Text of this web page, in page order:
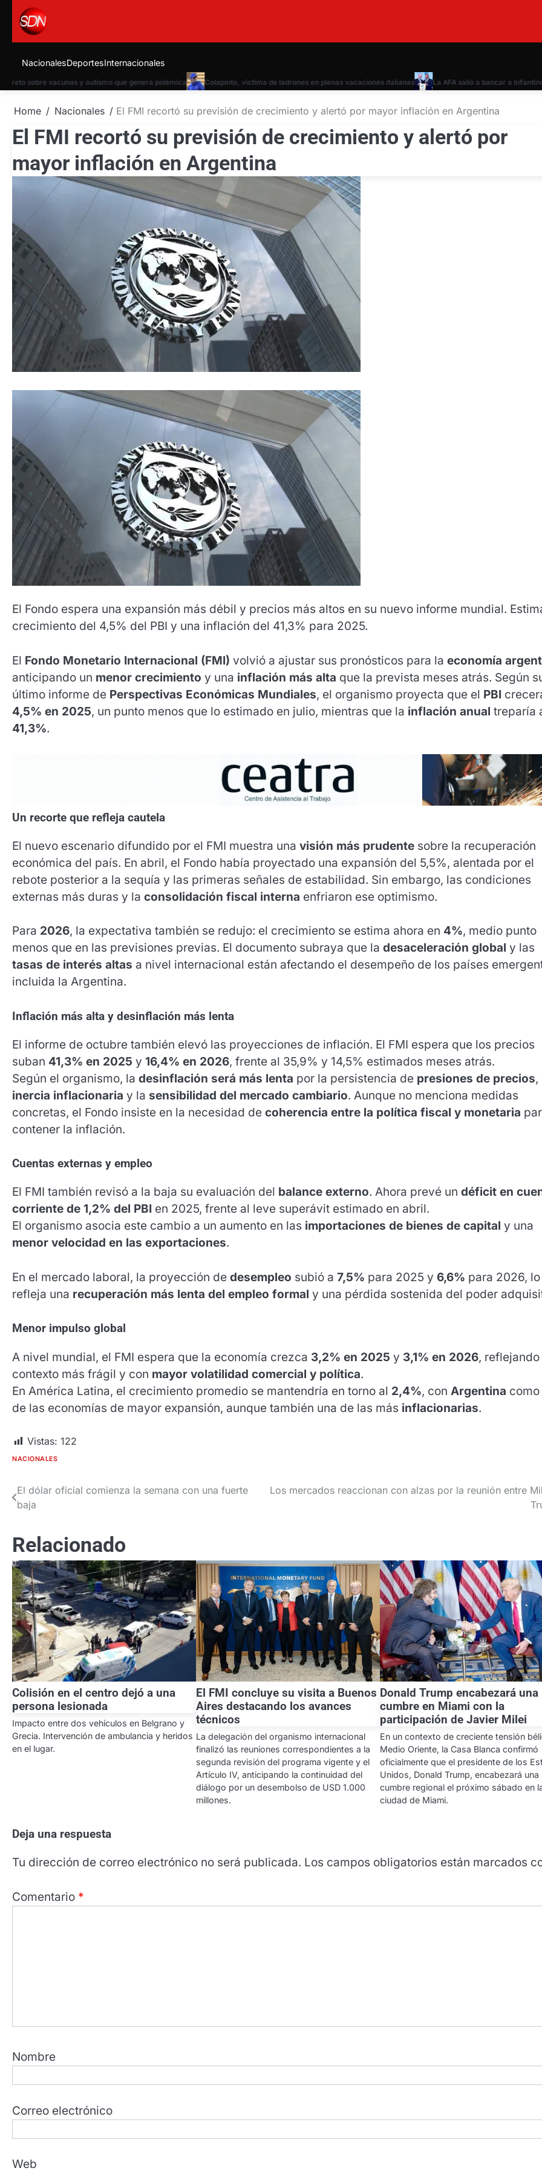
content
NacionalesDeportesInternacionales
sobre vacunas y autismo que genera polémica Colapinto, víctima de ladrones en plenas vacaciones italianas La AFA salió a bancar a Infantino
Home Nacionales El FMI recortó su previsión de crecimiento y alertó por mayor inflación en Argentina
El FMI recortó su previsión de crecimiento y alertó por
mayor inflación en Argentina
El Fondo espera una expansión más débil y precios más altos en su nuevo informe mundial.
crecimiento del 4,5% del PBI y una inflación del 41,3% para 2025.
El Fondo Monetario Internacional (FMI) volvió a ajustar sus pronósticos para la economía
anticipando un menor crecimiento y una inflación más alta que la prevista meses atrás. Según
último informe de Perspectivas Económicas Mundiales, el organismo proyecta que el PBI
4,5% en 2025, un punto menos que lo estimado en julio, mientras que la inflación anual treparía
41,3%.
Un recorte que refleja cautela
El nuevo escenario difundido por el FMI muestra una visión más prudente sobre la recuperación
económica del país. En abril, el Fondo había proyectado una expansión del 5,5%, alentada por el
rebote posterior a la sequía y las primeras señales de estabilidad. Sin embargo, las condiciones
externas más duras y la consolidación fiscal interna enfriaron ese optimismo.
Para 2026, la expectativa también se redujo: el crecimiento se estima ahora en 4%, medio punto
menos que en las previsiones previas. El documento subraya que la desaceleración global y las
tasas de interés altas a nivel internacional están afectando el desempeño de los países
incluida la Argentina.
Inflación más alta y desinflación más lenta
El informe de octubre también elevó las proyecciones de inflación. El FMI espera que los precios
suban 41,3% en 2025 y 16,4% en 2026, frente al 35,9% y 14,5% estimados meses atrás.
Según el organismo, la desinflación será más lenta por la persistencia de presiones de precios,
inercia inflacionaria y la sensibilidad del mercado cambiario. Aunque no menciona medidas
concretas, el Fondo insiste en la necesidad de coherencia entre la política fiscal y monetaria
contener la inflación.
Cuentas externas y empleo
El FMI también revisó a la baja su evaluación del balance externo. Ahora prevé un déficit en
corriente de 1,2% del PBI en 2025, frente al leve superávit estimado en abril.
El organismo asocia este cambio a un aumento en las importaciones de bienes de capital y una
menor velocidad en las exportaciones.
En el mercado laboral, la proyección de desempleo subió a 7,5% para 2025 y 6,6% para 2026,
refleja una recuperación más lenta del empleo formal y una pérdida sostenida del poder
Menor impulso global
A nivel mundial, el FMI espera que la economía crezca 3,2% en 2025 y 3,1% en 2026, reflejando
contexto más frágil y con mayor volatilidad comercial y política.
En América Latina, el crecimiento promedio se mantendría en torno al 2,4%, con Argentina como
de las economías de mayor expansión, aunque también una de las más inflacionarias.
Vistas: 122
NACIONALES
Navegación
entradas
El dólar oficial comienza la semana con una fuerte
baja
Los mercados reaccionan con alzas por la reunión entre
Relacionado
Colisión en el centro dejó a una
persona lesionada
Impacto entre dos vehículos en Belgrano y
Grecia. Intervención de ambulancia y heridos
en el lugar.
El FMI concluye su visita a Buenos
Aires destacando los avances
técnicos
La delegación del organismo internacional
finalizó las reuniones correspondientes a la
segunda revisión del programa vigente y el
Artículo IV, anticipando la continuidad del
diálogo por un desembolso de USD 1.000
millones.
Donald Trump encabezará una
cumbre en Miami con la
participación de Javier Milei
En un contexto de creciente tensión
Medio Oriente, la Casa Blanca confirmó
oficialmente que el presidente de los
Unidos, Donald Trump, encabezará una
cumbre regional el próximo sábado en
ciudad de Miami.
Deja una respuesta
Tu dirección de correo electrónico no será publicada. Los campos obligatorios están marcados
Comentario *
Nombre
Correo electrónico
Web